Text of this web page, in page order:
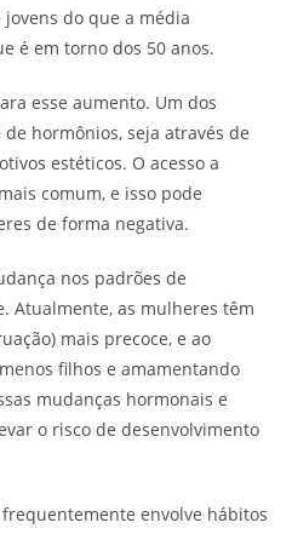
do que a média
é em torno dos 50 anos.
esse aumento. Um dos
hormônios, seja através de
estéticos. O acesso a
comum, e isso pode
de forma negativa.
nos padrões de
Atualmente, as mulheres têm
mais precoce, e ao
filhos e amamentando
mudanças hormonais e
o risco de desenvolvimento
envolve hábitos